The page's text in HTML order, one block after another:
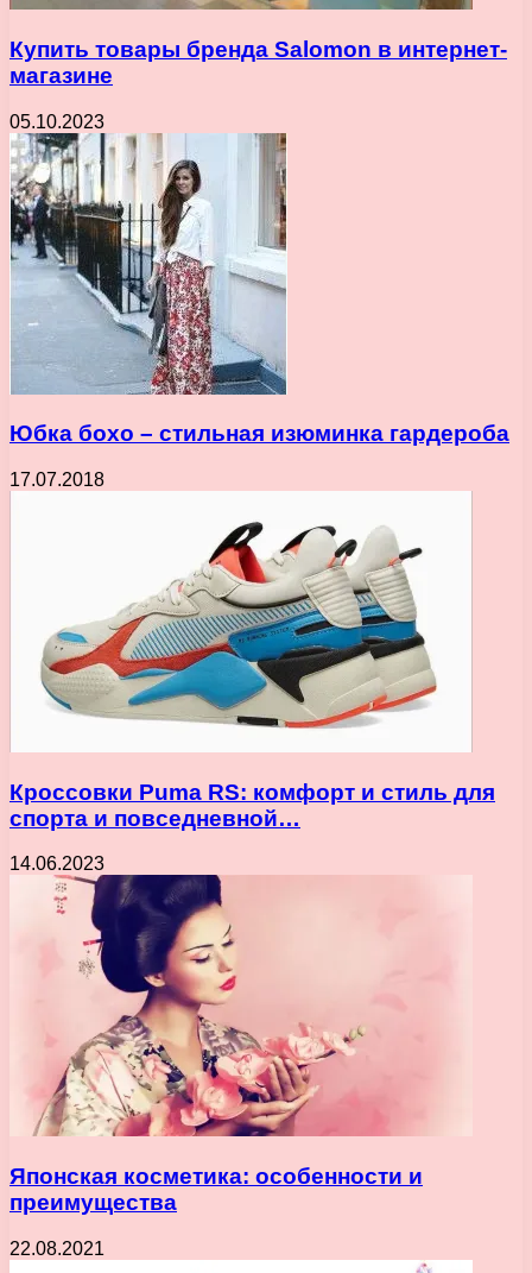
Купить товары бренда Salomon в интернет-
магазине
05.10.2023
Юбка бохо – стильная изюминка гардероба
17.07.2018
Кроссовки Puma RS: комфорт и стиль для
спорта и повседневной…
14.06.2023
Японская косметика: особенности и
преимущества
22.08.2021